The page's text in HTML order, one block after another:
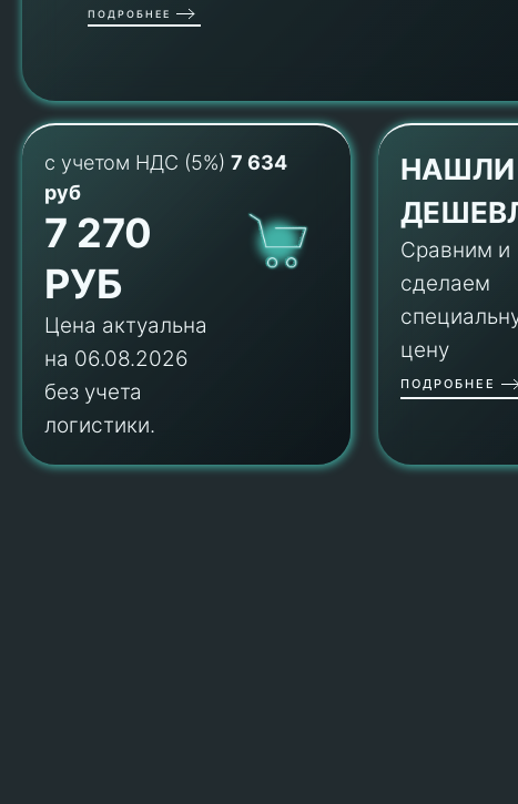
ПОДРОБНЕЕ
с учетом НДС (5%) 7 634
руб
7 270
РУБ
Цена актуальна
на 06.08.2026
без учета
логистики.
НАШЛИ
Сравним и
сделаем
цену
ПОДРОБНЕЕ